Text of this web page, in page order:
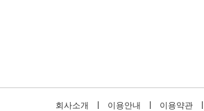
회사소개 이용안내 이용약관